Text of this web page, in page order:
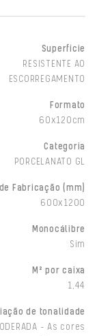
Superfície
RESISTENTE AO
ESCORREGAMENTO
Formato
60x120cm
Categoria
PORCELANATO GL
Fabricação (mm)
600x1200
Monocálibre
Sim
M² por caixa
1,44
de tonalidade
- As cores